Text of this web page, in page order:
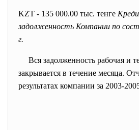
KZT - 135 000.00 тыс. тенге
задолженность Компании по
г.
Вся задолженность рабочая и
закрывается в течение месяца.
результатах компании за 2003-